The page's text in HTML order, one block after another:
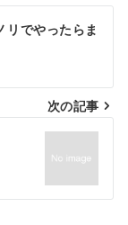
リでやったらま
次の記事